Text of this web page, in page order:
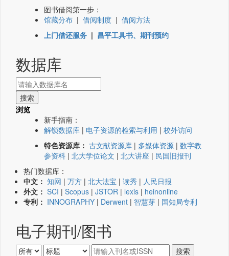
图书借阅第一步：
馆藏分布 | 借阅制度 | 借阅方法
上门借还服务 | 昌平工具书、期刊预约
数据库
浏览
新手指南：
解锁数据库 | 电子资源的检索与利用 | 校外访问
特色资源库： 古文献资源库 | 多媒体资源 | 数字教
参资料 | 北大学位论文 | 北大讲座 | 民国旧报刊
热门数据库：
中文： 知网 | 万方 | 北大法宝 | 读秀 | 人民日报
外文： SCI | Scopus | JSTOR | lexis | heinonline
专利： INNOGRAPHY | Derwent | 智慧芽 | 国知局专利
电子期刊/图书